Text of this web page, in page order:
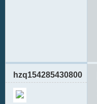
hzq154285430800